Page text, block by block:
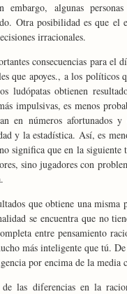
embargo, algunas
Otra posibilidad es que el
irracionales.
consecuencias para el
que apoyes., a los
ludópatas obtienen
impulsivas, es menos
en números afortunados
y la estadística. Así, es
significa que en la
sino jugadores con
que obtiene una
se encuentra que no
entre pensamiento
más inteligente que tú.
por encima de la media
las diferencias en la